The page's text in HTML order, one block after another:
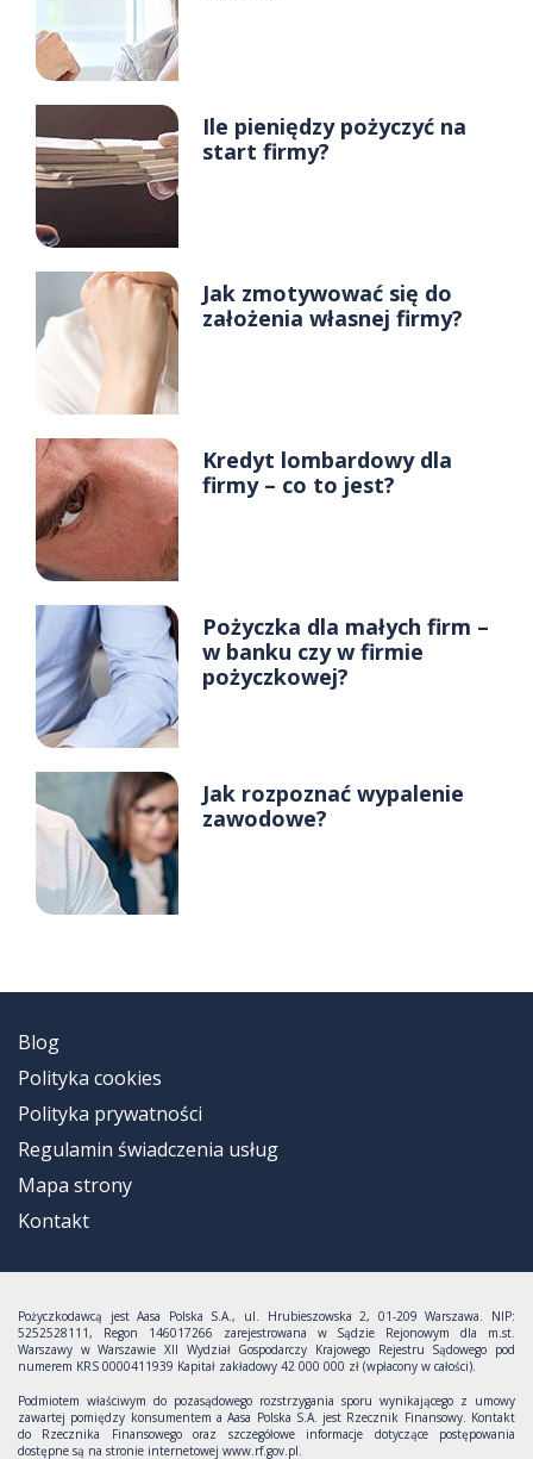
Ile pieniędzy pożyczyć na
start firmy?
Jak zmotywować się do
założenia własnej firmy?
Kredyt lombardowy dla
firmy – co to jest?
Pożyczka dla małych firm –
w banku czy w firmie
pożyczkowej?
Jak rozpoznać wypalenie
zawodowe?
Blog
Polityka cookies
Polityka prywatności
Regulamin świadczenia usług
Mapa strony
Kontakt
Pożyczkodawcą jest Aasa Polska S.A., ul. Hrubieszowska 2, 01-209 Warszawa. NIP:
5252528111, Regon 146017266 zarejestrowana w Sądzie Rejonowym dla m.st.
Warszawy w Warszawie XII Wydział Gospodarczy Krajowego Rejestru Sądowego pod
numerem KRS 0000411939 Kapitał zakładowy 42 000 000 zł (wpłacony w całości).
Podmiotem właściwym do pozasądowego rozstrzygania sporu wynikającego z umowy
zawartej pomiędzy konsumentem a Aasa Polska S.A. jest Rzecznik Finansowy. Kontakt
do Rzecznika Finansowego oraz szczegółowe informacje dotyczące postępowania
dostępne są na stronie internetowej www.rf.gov.pl.